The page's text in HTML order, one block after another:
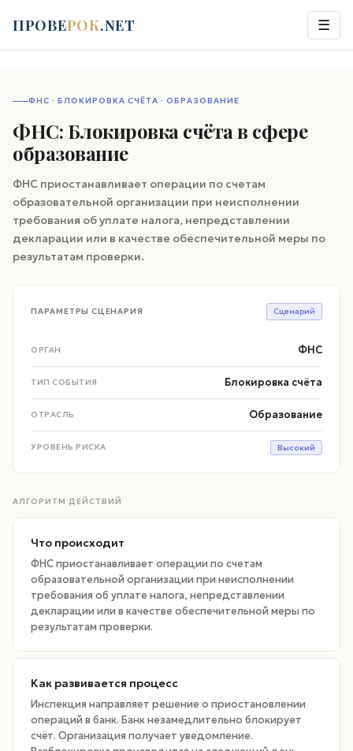
ПРОВЕРОК.NET ☰
ФНС · БЛОКИРОВКА СЧЁТА · ОБРАЗОВАНИЕ
ФНС: Блокировка счёта в сфере
образование
ФНС приостанавливает операции по счетам
образовательной организации при неисполнении
требования об уплате налога, непредставлении
декларации или в качестве обеспечительной меры по
результатам проверки.
ПАРАМЕТРЫ СЦЕНАРИЯ Сценарий
ОРГАН ФНС
ТИП СОБЫТИЯ Блокировка счёта
ОТРАСЛЬ Образование
УРОВЕНЬ РИСКА Высокий
АЛГОРИТМ ДЕЙСТВИЙ
Что происходит
ФНС приостанавливает операции по счетам
образовательной организации при неисполнении
требования об уплате налога, непредставлении
декларации или в качестве обеспечительной меры по
результатам проверки.
Как развивается процесс
Инспекция направляет решение о приостановлении
операций в банк. Банк незамедлительно блокирует
счёт. Организация получает уведомление.